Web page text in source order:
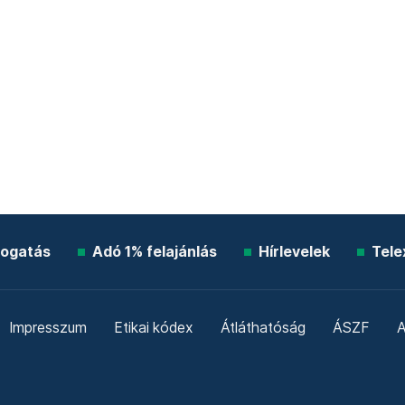
Adó 1% felajánlás Hírlevelek
Impresszum Etikai kódex Átláthatóság ÁSZF